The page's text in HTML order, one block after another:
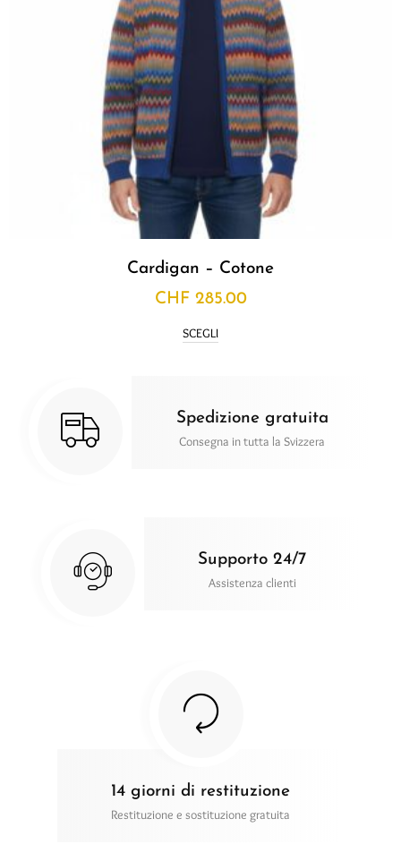
Cardigan – Cotone
CHF 285.00
SCEGLI
Spedizione gratuita
Consegna in tutta la Svizzera
Supporto 24/7
Assistenza clienti
14 giorni di restituzione
Restituzione e sostituzione gratuita